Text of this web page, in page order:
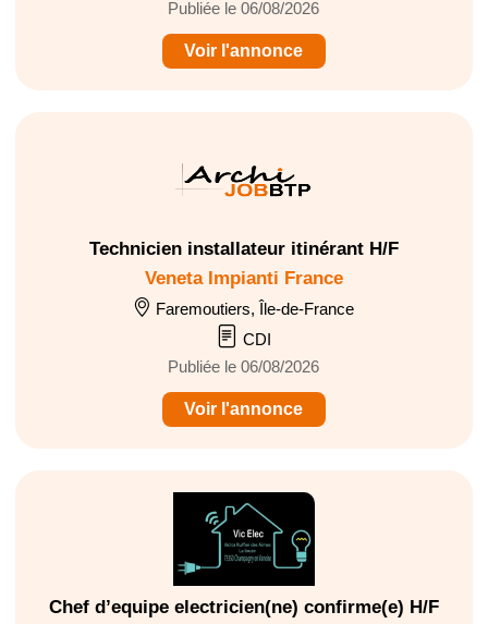
Publiée le 06/08/2026
Voir l'annonce
Technicien installateur itinérant H/F
Veneta Impianti France
Faremoutiers, Île-de-France
CDI
Publiée le 06/08/2026
Voir l'annonce
Chef d’equipe electricien(ne) confirme(e) H/F